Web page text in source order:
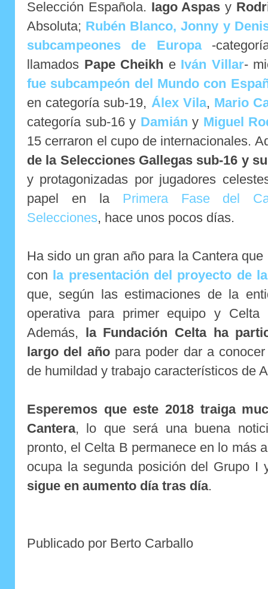
Selección Española. Iago Aspas y
Absoluta; Rubén Blanco, Jonny y
subcampeones de Europa-
llamados Pape Cheikh e Iván Villar-
fue subcampeón del Mundo con
en categoría sub-19, Álex Vila, Mario
categoría sub-16 y Damián y Miguel
15 cerraron el cupo de internacionales.
de la Selecciones Gallegas sub-16 y
y protagonizadas por jugadores
papel en la Primera Fase del
Selecciones, hace unos pocos días.
Ha sido un gran año para la Cantera
con
la presentación del proyecto de
que, según las estimaciones de la
operativa para primer equipo y
Además,
la Fundación Celta ha
largo del añopara poder dar a
de humildad y trabajo característicos de
Esperemos que este 2018 traiga
Cantera, lo que será una buena
pronto, el Celta B permanece en lo más
ocupa la segunda posición del Grupo I
sigue en aumento día tras día.
Publicado por Berto Carballo